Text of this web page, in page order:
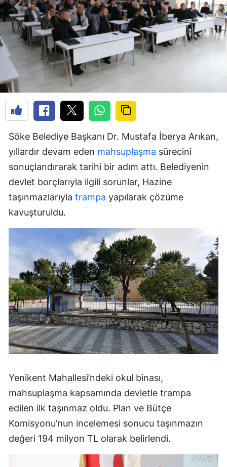
Söke Belediye Başkanı Dr. Mustafa İberya Arıkan,
yıllardır devam eden mahsuplaşma sürecini
sonuçlandırarak tarihi bir adım attı. Belediyenin
devlet borçlarıyla ilgili sorunlar, Hazine
taşınmazlarıyla trampa yapılarak çözüme
kavuşturuldu.
Yenikent Mahallesi’ndeki okul binası,
mahsuplaşma kapsamında devletle trampa
edilen ilk taşınmaz oldu. Plan ve Bütçe
Komisyonu’nun incelemesi sonucu taşınmazın
değeri 194 milyon TL olarak belirlendi.